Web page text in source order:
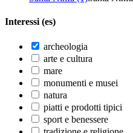
Interessi (es)
archeologia
arte e cultura
mare
monumenti e musei
natura
piatti e prodotti tipici
sport e benessere